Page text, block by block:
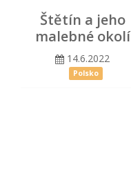
Štětín a jeho
malebné okolí
14.6.2022
Polsko